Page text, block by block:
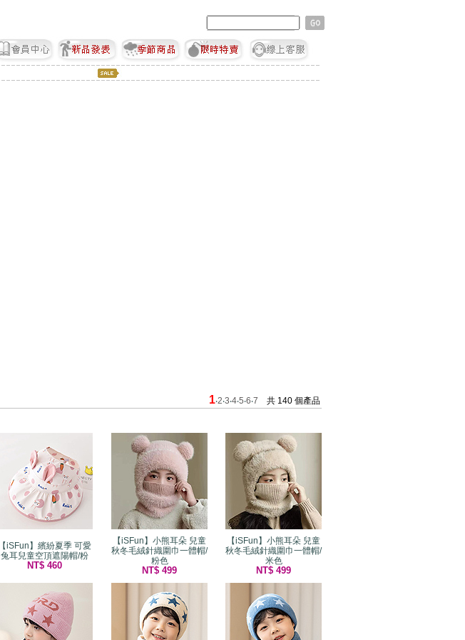
1‧2‧3‧4‧5‧6‧7 共 140 個產品
【iSFun】繽紛夏季 可愛
兔耳兒童空頂遮陽帽/粉
NT$ 460
【iSFun】小熊耳朵 兒童
秋冬毛絨針織圍巾一體帽/
粉色
NT$ 499
【iSFun】小熊耳朵 兒童
秋冬毛絨針織圍巾一體帽/
米色
NT$ 499